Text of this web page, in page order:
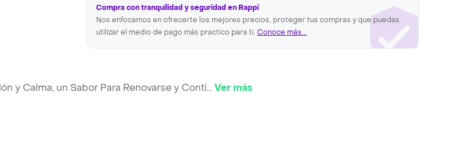
Compra con tranquilidad y seguridad en Rappi
Nos enfocamos en ofrecerte los mejores precios, proteger tus compras y que puedas
utilizar el medio de pago más practico para ti. Conoce más...
y Calma, un Sabor Para Renovarse y Conti...Ver más